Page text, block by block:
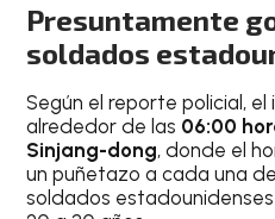
Presuntamente
soldados
Según el reporte policial,
alrededor de las 06:00
Sinjang-dong, donde el
un puñetazo a cada una
soldados